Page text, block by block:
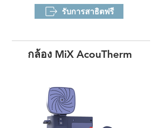
รับการสาธิตฟรี
กล้อง MiX AcouTherm